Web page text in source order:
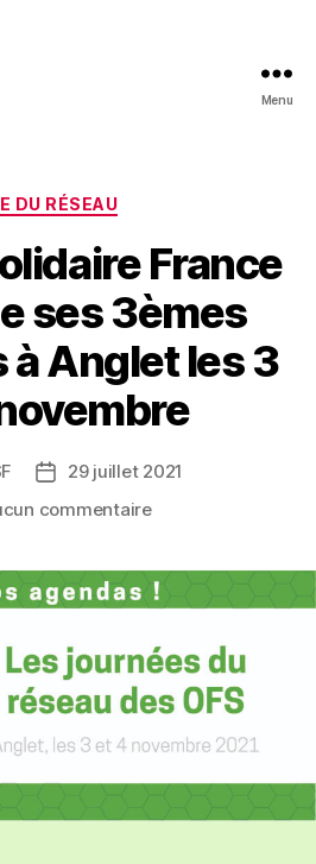
Menu
Catégories
DU RÉSEAU
France
ses 3èmes
à Anglet les 3
Date29 juillet 2021
commentairesur
France
organise
3èmes
Journées
à
Anglet
et